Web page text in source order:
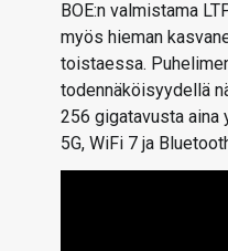
BOE:n valmistama
myös hieman
toistaessa.
todennäköisyydellä
256 gigatavusta aina
5G, WiFi 7 ja